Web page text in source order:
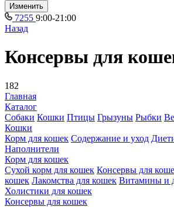
Изменить
7255 9:00-21:00
Назад
Консервы для
182
Главная
Каталог
Собаки Кошки Птицы Грызуны Рыбки
Кошки
Корм для кошек Содержание и уход
Наполнители
Корм для кошек
Сухой корм для кошек Консервы для
кошек Лакомства для кошек Витамины и
Холистики для кошек
Консервы для кошек